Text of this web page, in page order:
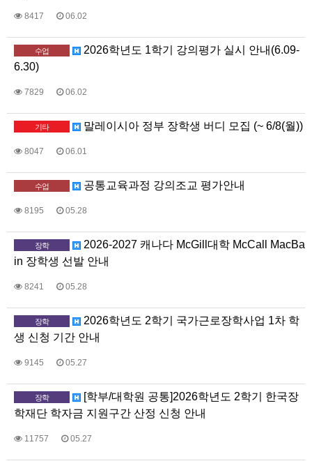
8417 06.02
수업
2026학년도 1학기 강의평가 실시 안내(6.09-
6.30)
7829 06.02
기타 말레이시아 정부 장학생 버디 모집 (~ 6/8(월))
8047 06.01
수업 공통교육과정 강의조교 평가안내
8195 05.28
장학
2026-2027 캐나다 McGill대학 McCall MacBa
in 장학생 선발 안내
8241 05.28
장학
2026학년도 2학기 국가근로장학사업 1차 학
생 신청 기간 안내
9145 05.27
장학
[학부/대학원 공통]2026학년도 2학기 한국장
학재단 학자금 지원구간 산정 신청 안내
11757 05.27